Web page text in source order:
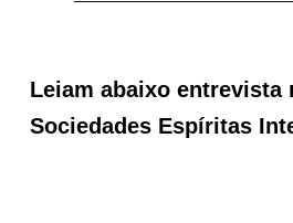
Leiam abaixo entrevista
Sociedades Espíritas